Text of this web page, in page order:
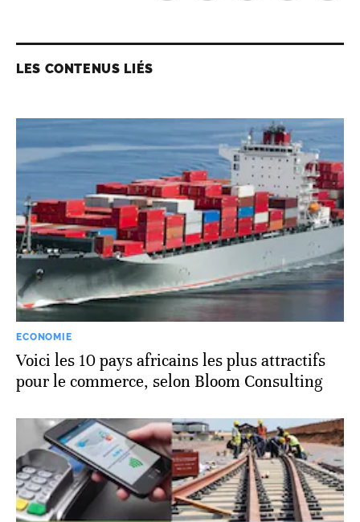
LES CONTENUS LIÉS
ECONOMIE
Voici les 10 pays africains les plus attractifs
pour le commerce, selon Bloom Consulting